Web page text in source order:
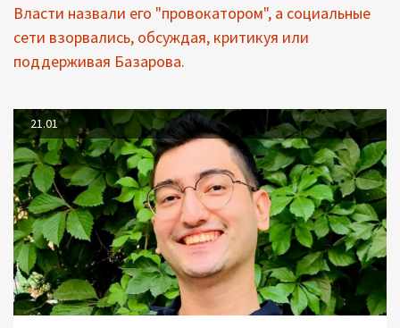
Власти назвали его "провокатором", а социальные
сети взорвались, обсуждая, критикуя или
поддерживая Базарова.
21.01